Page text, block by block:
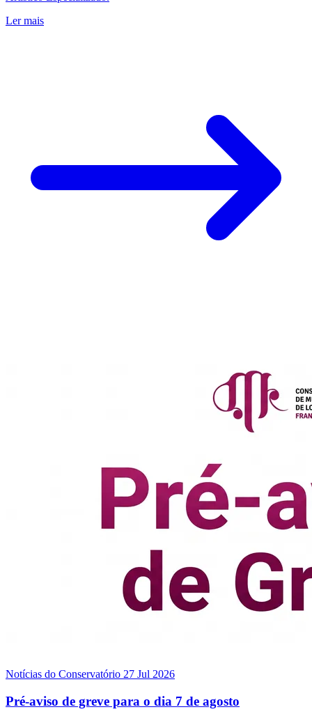
Ler mais
Notícias do Conservatório 27 Jul 2026
Pré-aviso de greve para o dia 7 de agosto